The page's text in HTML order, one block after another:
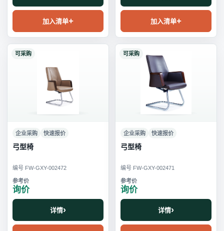
加入清单 加入清单
可采购
企业采购 快速报价
弓型椅
编号 FW-GXY-002472
询价
详情
可采购
企业采购 快速报价
弓型椅
编号 FW-GXY-002471
询价
详情